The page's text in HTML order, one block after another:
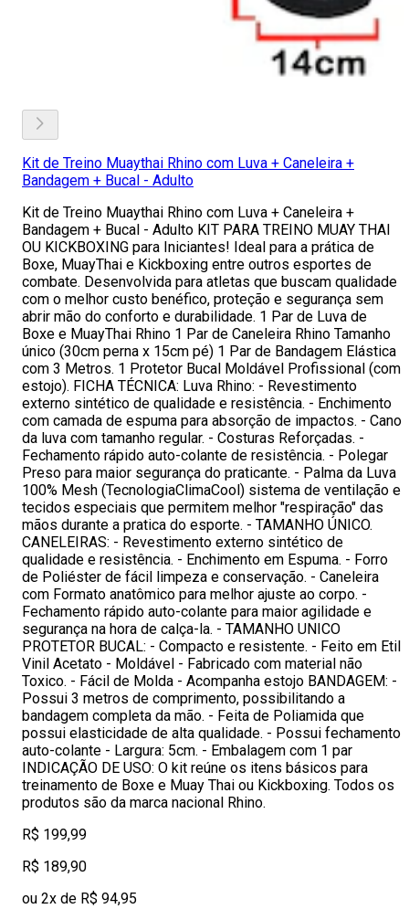
Kit de Treino Muaythai Rhino com Luva + Caneleira +
Bandagem + Bucal - Adulto
Kit de Treino Muaythai Rhino com Luva + Caneleira +
Bandagem + Bucal - Adulto KIT PARA TREINO MUAY THAI
OU KICKBOXING para Iniciantes! Ideal para a prática de
Boxe, MuayThai e Kickboxing entre outros esportes de
combate. Desenvolvida para atletas que buscam qualidade
com o melhor custo benéfico, proteção e segurança sem
abrir mão do conforto e durabilidade. 1 Par de Luva de
Boxe e MuayThai Rhino 1 Par de Caneleira Rhino Tamanho
único (30cm perna x 15cm pé) 1 Par de Bandagem Elástica
com 3 Metros. 1 Protetor Bucal Moldável Profissional (com
estojo). FICHA TÉCNICA: Luva Rhino: - Revestimento
externo sintético de qualidade e resistência. - Enchimento
com camada de espuma para absorção de impactos. - Cano
da luva com tamanho regular. - Costuras Reforçadas. -
Fechamento rápido auto-colante de resistência. - Polegar
Preso para maior segurança do praticante. - Palma da Luva
100% Mesh (TecnologiaClimaCool) sistema de ventilação e
tecidos especiais que permitem melhor "respiração" das
mãos durante a pratica do esporte. - TAMANHO ÚNICO.
CANELEIRAS: - Revestimento externo sintético de
qualidade e resistência. - Enchimento em Espuma. - Forro
de Poliéster de fácil limpeza e conservação. - Caneleira
com Formato anatômico para melhor ajuste ao corpo. -
Fechamento rápido auto-colante para maior agilidade e
segurança na hora de calça-la. - TAMANHO UNICO
PROTETOR BUCAL: - Compacto e resistente. - Feito em Etil
Vinil Acetato - Moldável - Fabricado com material não
Toxico. - Fácil de Molda - Acompanha estojo BANDAGEM: -
Possui 3 metros de comprimento, possibilitando a
bandagem completa da mão. - Feita de Poliamida que
possui elasticidade de alta qualidade. - Possui fechamento
auto-colante - Largura: 5cm. - Embalagem com 1 par
INDICAÇÃO DE USO: O kit reúne os itens básicos para
treinamento de Boxe e Muay Thai ou Kickboxing. Todos os
produtos são da marca nacional Rhino.
R$ 199,99
R$ 189,90
ou 2x de R$ 94,95